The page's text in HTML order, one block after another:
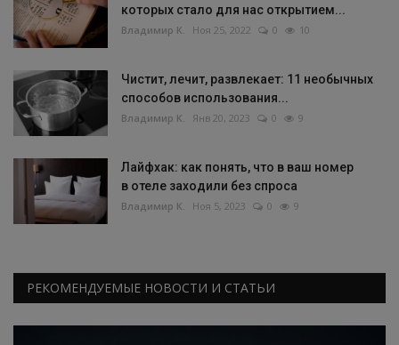
которых стало для нас открытием...
Владимир К. Ноя 25, 2022 0 10
Чистит, лечит, развлекает: 11 необычных
способов использования...
Владимир К. Янв 20, 2023 0 9
Лайфхак: как понять, что в ваш номер
в отеле заходили без спроса
Владимир К. Ноя 5, 2023 0 9
РЕКОМЕНДУЕМЫЕ НОВОСТИ И СТАТЬИ